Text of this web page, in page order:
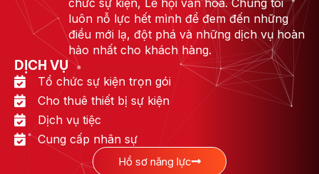
chức sự kiện, Lễ hội văn hóa. Chúng tôi
luôn nỗ lực hết mình để đem đến những
điều mới lạ, đột phá và những dịch vụ hoàn
hảo nhất cho khách hàng.
DỊCH VỤ
Tổ chức sự kiện trọn gói
Cho thuê thiết bị sự kiện
Dịch vụ tiệc
Cung cấp nhân sự
Hồ sơ năng lực